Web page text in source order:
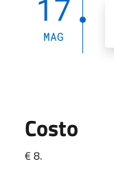
17
MAG
Costo
€ 8.